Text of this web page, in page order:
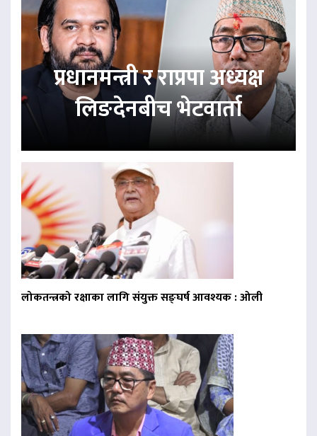
प्रधानमन्त्री र राप्रपा अध्यक्ष
लिङदेनबीच भेटवार्ता
लोकतन्त्रको रक्षाका लागि संयुक्त सङ्घर्ष आवश्यक : ओली